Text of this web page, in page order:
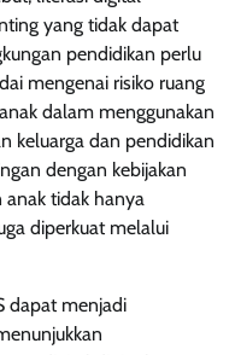
yang tidak dapat
pendidikan perlu
mengenai risiko ruang
dalam menggunakan
keluarga dan pendidikan
dengan kebijakan
tidak hanya
diperkuat melalui
dapat menjadi